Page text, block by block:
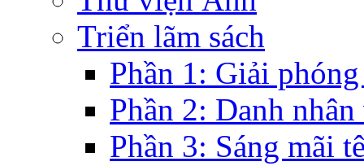
Triển lãm sách
Phần 1: Giải
Phần 2: Danh nhân
Phần 3: Sáng mãi